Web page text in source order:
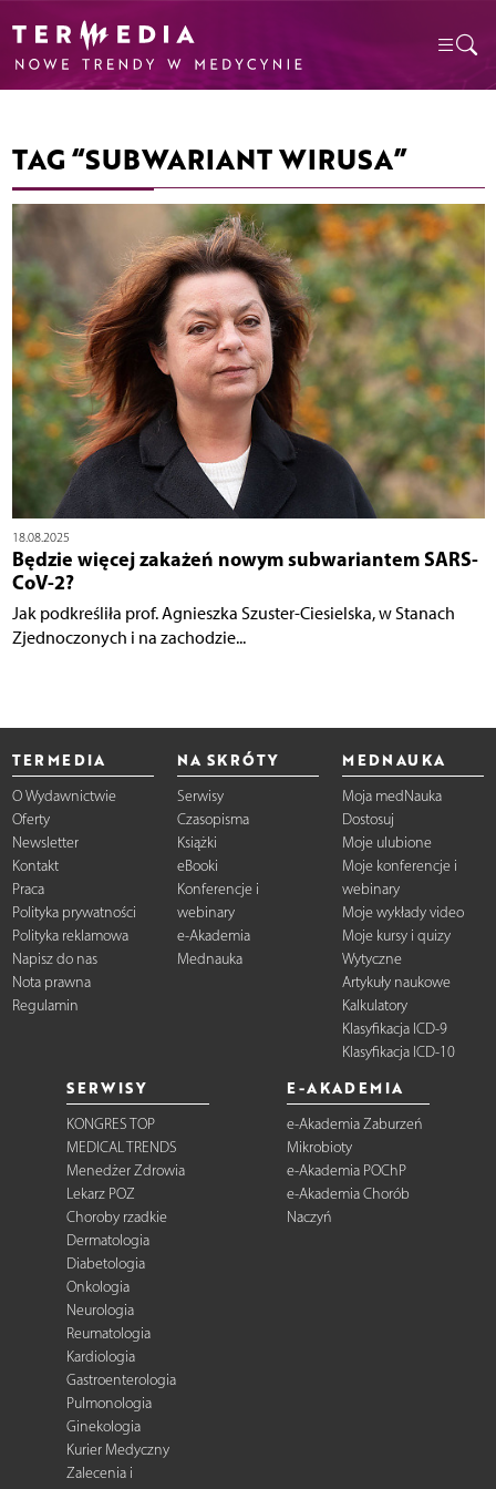
TAG “SUBWARIANT WIRUSA”
18.08.2025
Będzie więcej zakażeń nowym subwariantem SARS-
CoV-2?
Jak podkreśliła prof. Agnieszka Szuster-Ciesielska, w Stanach
Zjednoczonych i na zachodzie...
TERMEDIA
O Wydawnictwie
Oferty
Newsletter
Kontakt
Praca
Polityka prywatności
Polityka reklamowa
Napisz do nas
Nota prawna
Regulamin
NA SKRÓTY
Serwisy
Czasopisma
Książki
eBooki
Konferencje i
webinary
e-Akademia
Mednauka
MEDNAUKA
Moja medNauka
Dostosuj
Moje ulubione
Moje konferencje i
webinary
Moje wykłady video
Moje kursy i quizy
Wytyczne
Artykuły naukowe
Kalkulatory
Klasyfikacja ICD-9
Klasyfikacja ICD-10
SERWISY
KONGRES TOP
MEDICAL TRENDS
Menedżer Zdrowia
Lekarz POZ
Choroby rzadkie
Dermatologia
Diabetologia
Onkologia
Neurologia
Reumatologia
Kardiologia
Gastroenterologia
Pulmonologia
Ginekologia
Kurier Medyczny
Zalecenia i
E-AKADEMIA
e-Akademia Zaburzeń
Mikrobioty
e-Akademia POChP
e-Akademia Chorób
Naczyń